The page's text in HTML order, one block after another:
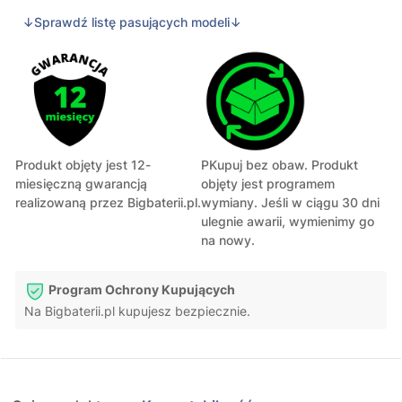
↓Sprawdź listę pasujących modeli↓
Produkt objęty jest 12-
miesięczną gwarancją
realizowaną przez Bigbaterii.pl.
PKupuj bez obaw. Produkt
objęty jest programem
wymiany. Jeśli w ciągu 30 dni
ulegnie awarii, wymienimy go
na nowy.
Program Ochrony Kupujących
Na Bigbaterii.pl kupujesz bezpiecznie.